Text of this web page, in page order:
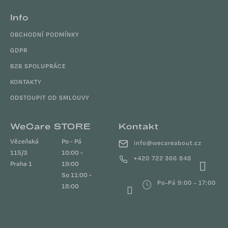
Info
OBCHODNÍ PODMÍNKY
GDPR
B2B SPOLUPRÁCE
KONTAKTY
ODSTOUPIT OD SMLOUVY
WeCare STORE
Vězeňská
115/3
Praha 1
Po - Pá
10:00 -
19:00
So 11:00 -
18:00
Kontakt
info@wecareabout.cz
+420 722 366 848
Po-Pá 9:00 - 17:00